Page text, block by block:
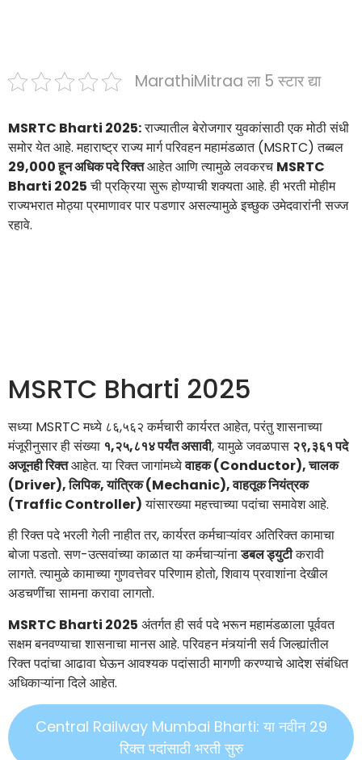
MarathiMitraa ला 5 स्टार द्या
MSRTC Bharti 2025:राज्यातील बेरोजगार युवकांसाठी एक मोठी संधी
समोर येत आहे. महाराष्ट्र राज्य मार्ग परिवहन महामंडळात (MSRTC) तब्बल
29,000 हून अधिक पदे रिक्तआहेत आणि त्यामुळे लवकरच MSRTC
Bharti 2025ची प्रक्रिया सुरू होण्याची शक्यता आहे. ही भरती मोहीम
राज्यभरात मोठ्या प्रमाणावर पार पडणार असल्यामुळे इच्छुक उमेदवारांनी सज्ज
रहावे.
MSRTC Bharti 2025
सध्या MSRTC मध्ये ८६,५६२ कर्मचारी कार्यरत आहेत, परंतु शासनाच्या
मंजूरीनुसार ही संख्या १,२५,८१४ पर्यंत असावी, यामुळे जवळपास २९,३६१ पदे
अजूनही रिक्तआहेत. या रिक्त जागांमध्येवाहक (Conductor), चालक
(Driver), लिपिक, यांत्रिक (Mechanic), वाहतूक नियंत्रक
(Traffic Controller)यांसारख्या महत्त्वाच्या पदांचा समावेश आहे.
ही रिक्त पदे भरली गेली नाहीत तर, कार्यरत कर्मचाऱ्यांवर अतिरिक्त कामाचा
बोजा पडतो. सण-उत्सवांच्या काळात या कर्मचाऱ्यांनाडबल ड्युटीकरावी
लागते. त्यामुळे कामाच्या गुणवत्तेवर परिणाम होतो, शिवाय प्रवाशांना देखील
अडचणींचा सामना करावा लागतो.
MSRTC Bharti 2025 अंतर्गत ही सर्व पदे भरून महामंडळाला पूर्ववत
सक्षम बनवण्याचा शासनाचा मानस आहे. परिवहन मंत्र्यांनी सर्व जिल्ह्यांतील
रिक्त पदांचा आढावा घेऊन आवश्यक पदांसाठी मागणी करण्याचे आदेश संबंधित
अधिकाऱ्यांना दिले आहेत.
Central Railway Mumbai Bharti: या नवीन 29
रिक्त पदांसाठी भरती सुरु